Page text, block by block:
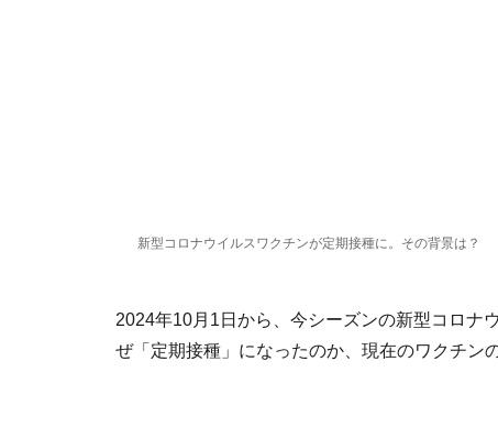
新型コロナウイルスワクチンが定期接種に。その背景は？
2024年10月1日から、今シーズンの新型コロナ
ぜ「定期接種」になったのか、現在のワクチン